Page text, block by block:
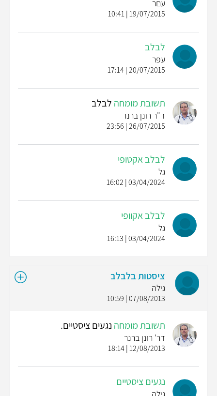
עםר
19/07/2015 | 10:41
לבלב
עפר
20/07/2015 | 17:14
תשובת מומחה לבלב
ד"ר רונן ברנר
26/07/2015 | 23:56
לבלב אקטופי
גל
03/04/2024 | 16:02
לבלב אקוופי
גל
03/04/2024 | 16:13
ציסטות בלבלב
גילה
07/08/2013 | 10:59
תשובת מומחה נגעים ציסטיים.
דר' רונן ברנר
12/08/2013 | 18:14
נגעים ציסטיים